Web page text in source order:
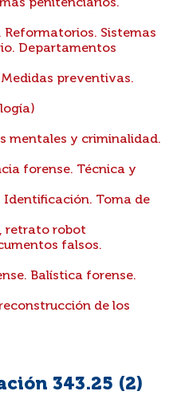
penitenciarios.
Sistemas
Departamentos
preventivas.
mentales y criminalidad.
forense. Técnica y
Toma de
retrato robot
falsos.
Balística forense.
de los
343.25 (2)